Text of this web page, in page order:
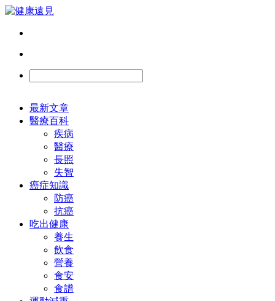
最新文章
醫療百科
疾病
醫療
長照
失智
癌症知識
防癌
抗癌
吃出健康
養生
飲食
營養
食安
食譜